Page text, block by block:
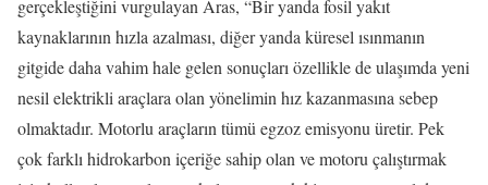
gerçekleştiğini vurgulayan Aras, “Bir yanda fosil yakıt
kaynaklarının hızla azalması, diğer yanda küresel ısınmanın
gitgide daha vahim hale gelen sonuçları özellikle de ulaşımda yeni
nesil elektrikli araçlara olan yönelimin hız kazanmasına sebep
olmaktadır. Motorlu araçların tümü egzoz emisyonu üretir. Pek
çok farklı hidrokarbon içeriğe sahip olan ve motoru çalıştırmak